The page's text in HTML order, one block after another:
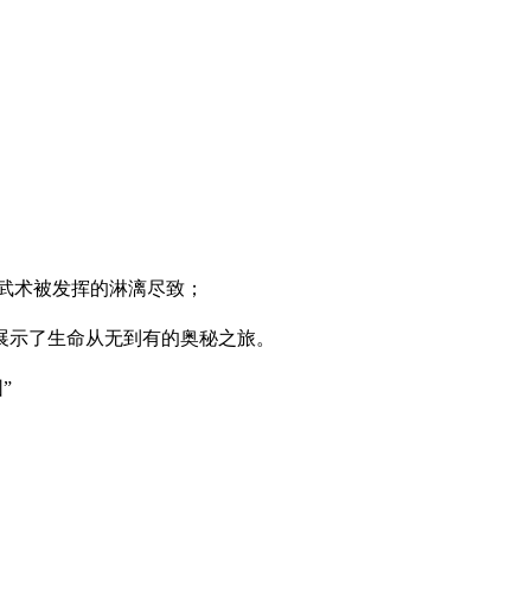
被发挥的淋漓尽致；
了生命从无到有的奥秘之旅。